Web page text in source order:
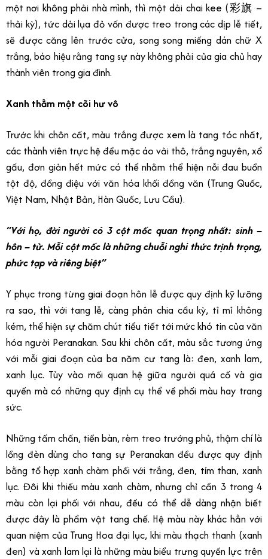
một nơi không phải nhà mình, thì một dải chai kee (彩旗 –
thải kỳ), tức dải lụa đỏ vốn được treo trong các dịp lễ tiết,
sẽ được căng lên trước cửa, song song miếng dán chữ X
trắng, báo hiệu rằng tang sự này không phải của gia chủ hay
thành viên trong gia đình.
Xanh thẳm một cõi hư vô
Trước khi chôn cất, màu trắng được xem là tang tóc nhất,
các thành viên trực hệ đều mặc áo vải thô, trắng nguyên, xổ
gấu, đơn giản hết mức có thể nhằm thể hiện nỗi đau buồn
tột độ, đồng điệu với văn hóa khối đồng văn (Trung Quốc,
Việt Nam, Nhật Bản, Hàn Quốc, Lưu Cầu).
“Với họ, đời người có 3 cột mốc quan trọng nhất: sinh –
hôn – tử. Mỗi cột mốc là những chuỗi nghi thức trịnh trọng,
phức tạp và riêng biệt”
Y phục trong từng giai đoạn hôn lễ được quy định kỹ lưỡng
ra sao, thì với tang lễ, càng phân chia cầu kỳ, tỉ mỉ không
kém, thể hiện sự chăm chút tiểu tiết tới mức khó tin của văn
hóa người Peranakan. Sau khi chôn cất, màu sắc tương ứng
với mỗi giai đoạn của ba năm cư tang là: đen, xanh lam,
xanh lục. Tùy vào mối quan hệ giữa người quá cố và gia
quyến mà có những quy định cụ thể về phối màu hay trang
sức.
Những tấm chấn, tiền bàn, rèm treo trướng phủ, thậm chí là
lồng đèn dùng cho tang sự Peranakan đều được quy định
bằng tổ hợp xanh chàm phối với trắng, đen, tím than, xanh
lục. Đôi khi thiếu màu xanh chàm, nhưng chỉ cần 3 trong 4
màu còn lại phối với nhau, đều có thể dễ dàng nhận biết
được đây là phẩm vật tang chế. Hệ màu này khác hẳn với
quan niệm của Trung Hoa đại lục, khi màu thạch thanh (xanh
đen) và xanh lam lại là những màu biểu trưng quyền lực trên